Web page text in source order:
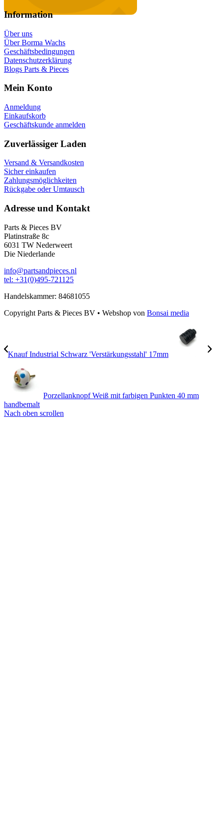
Information
Über uns
Über Borma Wachs
Geschäftsbedingungen
Datenschutzerklärung
Blogs Parts & Pieces
Mein Konto
Anmeldung
Einkaufskorb
Geschäftskunde anmelden
Zuverlässiger Laden
Versand & Versandkosten
Sicher einkaufen
Zahlungsmöglichkeiten
Rückgabe oder Umtausch
Adresse und Kontakt
Parts & Pieces BV
Platinstraße 8c
6031 TW Nederweert
Die Niederlande
info@partsandpieces.nl
tel: +31(0)495-721125
Handelskammer: 84681055
Copyright Parts & Pieces BV • Webshop von Bonsai media
Knauf Industrial Schwarz 'Verstärkungsstahl' 17mm
Porzellanknopf Weiß mit farbigen Punkten 40 mm
handbemalt
Nach oben scrollen